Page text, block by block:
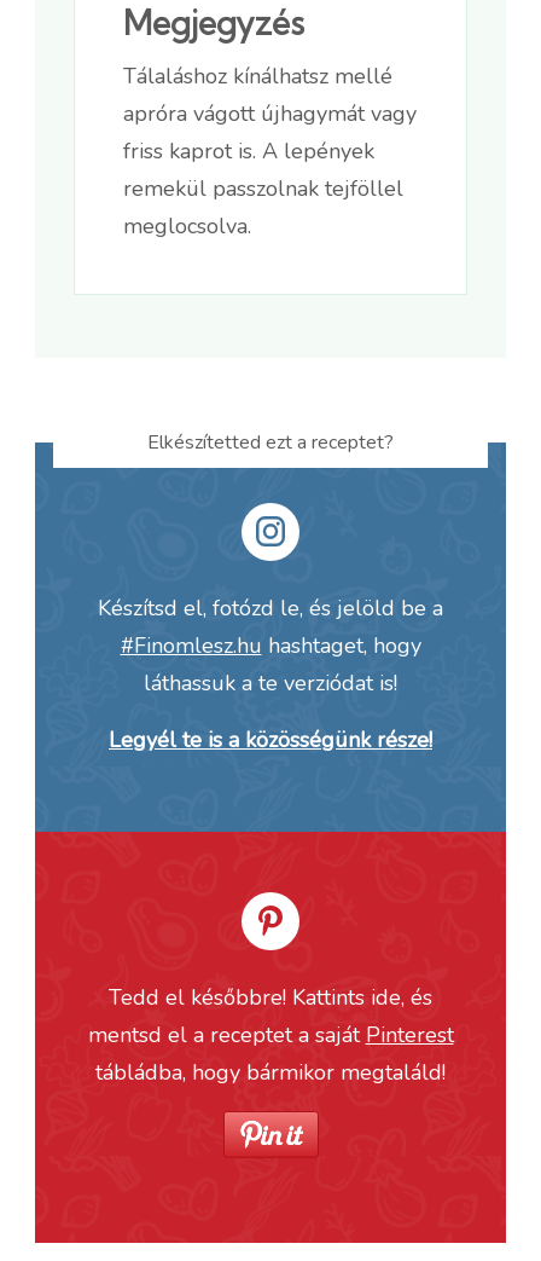
Megjegyzés
Tálaláshoz kínálhatsz mellé
apróra vágott újhagymát vagy
friss kaprot is. A lepények
remekül passzolnak tejföllel
meglocsolva.
Elkészítetted ezt a receptet?
Készítsd el, fotózd le, és jelöld be a
#Finomlesz.hu hashtaget, hogy
láthassuk a te verziódat is!
Legyél te is a közösségünk része!
Tedd el későbbre! Kattints ide, és
mentsd el a receptet a saját Pinterest
tábládba, hogy bármikor megtaláld!